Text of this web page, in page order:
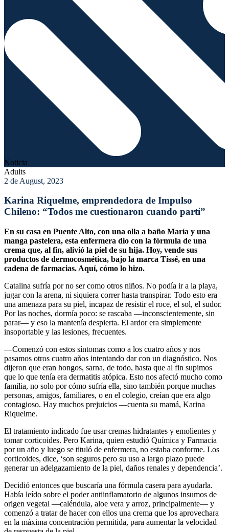
Noticia
Adults
2 de August, 2023
Karina Riquelme, emprendedora de Impulso
Chileno: “Todos me cuestionaron cuando partí”
En su casa en Puente Alto, con una olla a baño María y una
manga pastelera, esta enfermera dio con la fórmula de una
crema que, al fin, alivió la piel de su hija. Hoy, vende sus
productos de dermocosmética, bajo la marca Tissé, en una
cadena de farmacias. Aquí, cómo lo hizo.
Catalina sufría por no ser como otros niños. No podía ir a la playa,
jugar con la arena, ni siquiera correr hasta transpirar. Todo esto era
una amenaza para su piel, incapaz de resistir el roce, el sol, el sudor.
Por las noches, dormía poco: se rascaba —inconscientemente, sin
parar— y eso la mantenía despierta. El ardor era simplemente
insoportable y las lesiones, frecuentes.
—Comenzó con estos síntomas como a los cuatro años y nos
pasamos otros cuatro años intentando dar con un diagnóstico. Nos
dijeron que eran hongos, sarna, de todo, hasta que al fin supimos
que lo que tenía era dermatitis atópica. Esto nos afectó mucho como
familia, no solo por cómo sufría ella, sino también porque muchas
personas, amigos, familiares, o en el colegio, creían que era algo
contagioso. Hay muchos prejuicios —cuenta su mamá, Karina
Riquelme.
El tratamiento indicado fue usar cremas hidratantes y emolientes y
tomar corticoides. Pero Karina, quien estudió Química y Farmacia
por un año y luego se tituló de enfermera, no estaba conforme. Los
corticoides, dice, ‘son seguros pero su uso a largo plazo puede
generar un adelgazamiento de la piel, daños renales y dependencia’.
Decidió entonces que buscaría una fórmula casera para ayudarla.
Había leído sobre el poder antiinflamatorio de algunos insumos de
origen vegetal —caléndula, aloe vera y arroz, principalmente— y
comenzó a tratar de hacer con ellos una crema que los aprovechara
en la máxima concentración permitida, para aumentar la velocidad